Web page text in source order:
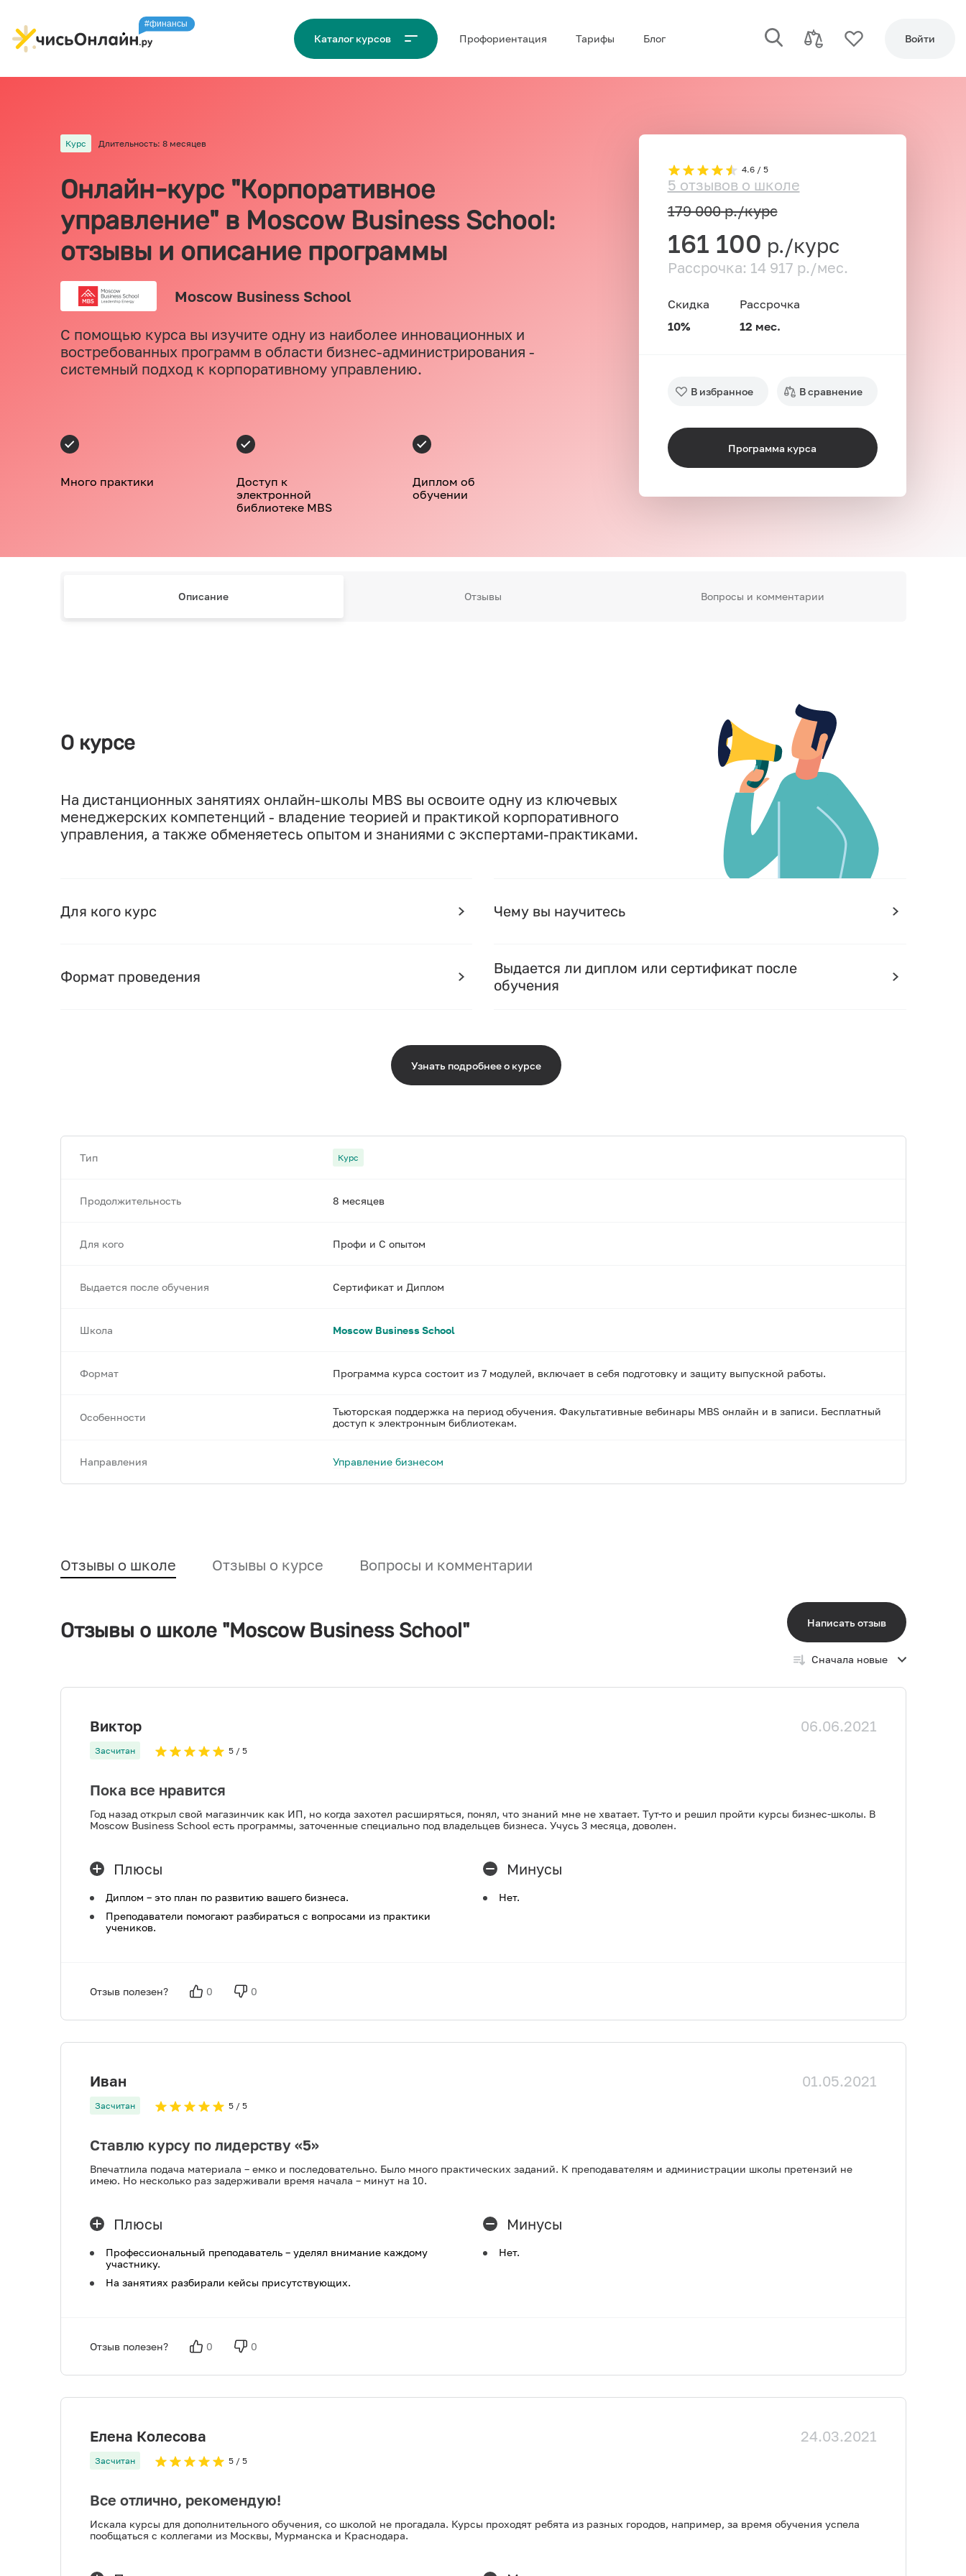
Каталог курсов Проф‌ориентация Тарифы Блог Войти
Курс Длительность: 8 месяцев
Онлайн-курс "Корпоративное
управление" в Moscow Business School:
отзывы и описание программы
Moscow Business School
С помощью курса вы изучите одну из наиболее инновационных и
востребованных программ в области бизнес-администрирования -
системный подход к корпоративному управлению.
Много практики
Доступ к
электронной
библиотеке MBS
Диплом об
обучении
4.6 / 5
5 отзывов о школе
179 000р./курс
161 100 р./курс
Рассрочка: 14 917 р./мес.
Скидка
10%
Рассрочка
12 мес.
В избранное В сравнение
Программа курса
Описание Отзывы Вопросы и комментарии
О курсе
На дистанционных занятиях онлайн-школы MBS вы освоите одну из ключевых
менеджерских компетенций - владение теорией и практикой корпоративного
управления, а также обменяетесь опытом и знаниями с экспертами-практиками.
Для кого курс
Формат проведения
Чему вы научитесь
Выдается ли диплом или сертификат после
обучения
Узнать подробнее о курсе
Тип Курс
Продолжительность 8 месяцев
Для кого Профи и С опытом
Выдается после обучения Сертификат и Диплом
Школа Moscow Business School
Формат Программа курса состоит из 7 модулей, включает в себя подготовку и защиту выпускной работы.
Особенности
Тьюторская поддержка на период обучения. Факультативные вебинары MBS онлайн и в записи. Бесплатный
доступ к электронным библиотекам.
Направления Управление бизнесом
Отзывы о школе Отзывы о курсе Вопросы и комментарии
Отзывы о школе "Moscow Business School" Написать отзыв
Сначала новые
Виктор 06.06.2021
Засчитан 5 / 5
Пока все нравится
Год назад открыл свой магазинчик как ИП, но когда захотел расширяться, понял, что знаний мне не хватает. Тут-то и решил пройти курсы бизнес-школы. В
Moscow Business School есть программы, заточенные специально под владельцев бизнеса. Учусь 3 месяца, доволен.
Плюсы
Диплом – это план по развитию вашего бизнеса.
Преподаватели помогают разбираться с вопросами из практики
учеников.
Минусы
Нет.
Отзыв полезен? 0 0
Иван 01.05.2021
Засчитан 5 / 5
Ставлю курсу по лидерству «5»
Впечатлила подача материала – емко и последовательно. Было много практических заданий. К преподавателям и администрации школы претензий не
имею. Но несколько раз задерживали время начала – минут на 10.
Плюсы
Профессиональный преподаватель – уделял внимание каждому
участнику.
На занятиях разбирали кейсы присутствующих.
Минусы
Нет.
Отзыв полезен? 0 0
Елена Колесова 24.03.2021
Засчитан 5 / 5
Все отлично, рекомендую!
Искала курсы для дополнительного обучения, со школой не прогадала. Курсы проходят ребята из разных городов, например, за время обучения успела
пообщаться с коллегами из Москвы, Мурманска и Краснодара.